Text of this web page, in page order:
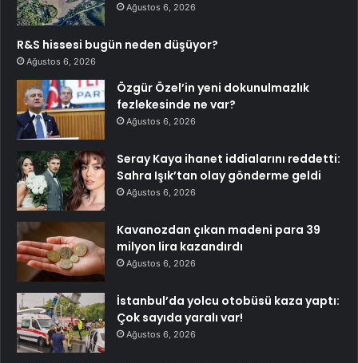
Ağustos 6, 2026
R&S hissesi bugün neden düşüyor?
Ağustos 6, 2026
Özgür Özel’in yeni dokunulmazlık
fezlekesinde ne var?
Ağustos 6, 2026
Seray Kaya ihanet iddialarını reddetti:
Sahra Işık’tan olay gönderme geldi
Ağustos 6, 2026
Kavanozdan çıkan madeni para 39
milyon lira kazandırdı
Ağustos 6, 2026
İstanbul’da yolcu otobüsü kaza yaptı:
Çok sayıda yaralı var!
Ağustos 6, 2026